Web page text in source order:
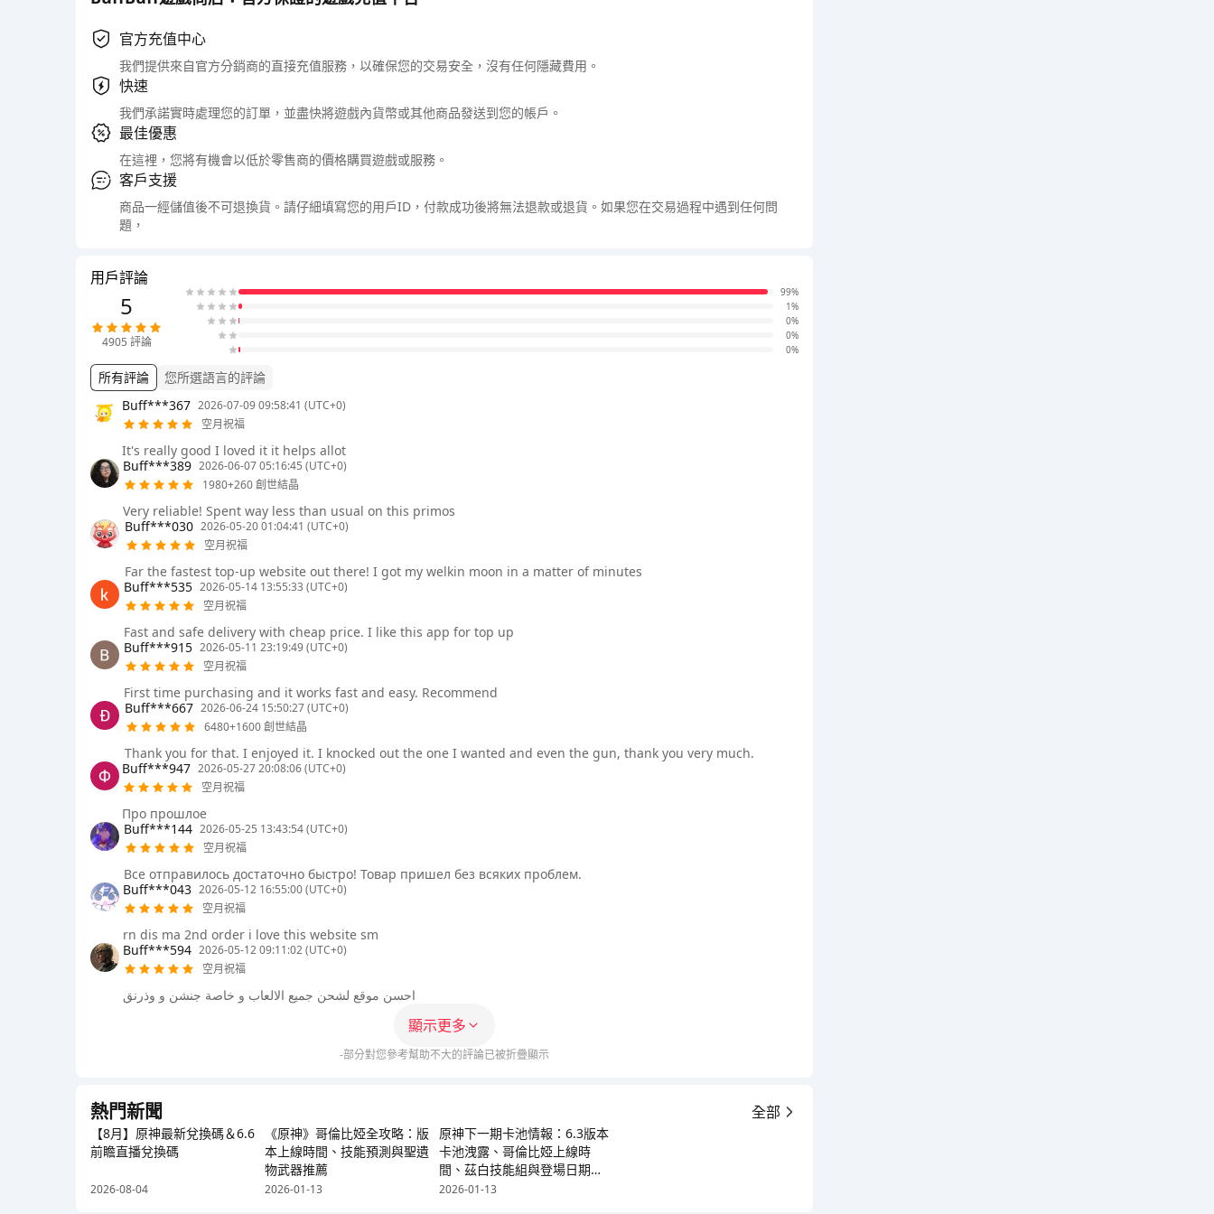
官方充值中心
我們提供來自官方分銷商的直接充值服務，以確保您的交易安全，沒有任何隱藏費用。
快速
我們承諾實時處理您的訂單，並盡快將遊戲內貨幣或其他商品發送到您的帳戶。
最佳優惠
在這裡，您將有機會以低於零售商的價格購買遊戲或服務。
客戶支援
商品一經儲值後不可退換貨。請仔細填寫您的用戶ID，付款成功後將無法退款或退貨。如果您在交易過程中遇到任何問
題，
用戶評論
5
4905 評論
99%
1%
0%
0%
0%
所有評論
您所選語言的評論
Buff***367 2026-07-09 09:58:41 (UTC+0)
空月祝福
It's really good I loved it it helps allot
Buff***389 2026-06-07 05:16:45 (UTC+0)
1980+260 創世結晶
Very reliable! Spent way less than usual on this primos
Buff***030 2026-05-20 01:04:41 (UTC+0)
空月祝福
Far the fastest top-up website out there! I got my welkin moon in a matter of minutes
Buff***535 2026-05-14 13:55:33 (UTC+0)
空月祝福
Fast and safe delivery with cheap price. I like this app for top up
Buff***915 2026-05-11 23:19:49 (UTC+0)
空月祝福
First time purchasing and it works fast and easy. Recommend
Buff***667 2026-06-24 15:50:27 (UTC+0)
6480+1600 創世結晶
Thank you for that. I enjoyed it. I knocked out the one I wanted and even the gun, thank you very much.
Buff***947 2026-05-27 20:08:06 (UTC+0)
空月祝福
Про прошлое
Buff***144 2026-05-25 13:43:54 (UTC+0)
空月祝福
Все отправилось достаточно быстро! Товар пришел без всяких проблем.
Buff***043 2026-05-12 16:55:00 (UTC+0)
空月祝福
rn dis ma 2nd order i love this website sm
Buff***594 2026-05-12 09:11:02 (UTC+0)
空月祝福
احسن موقع لشحن جميع الالعاب و خاصة جنشن و وذرنق
顯示更多
-部分對您參考幫助不大的評論已被折疊顯示
熱門新聞 全部
【8月】原神最新兌換碼＆6.6
前瞻直播兌換碼
2026-08-04
《原神》哥倫比婭全攻略：版
本上線時間、技能預測與聖遺
物武器推薦
2026-01-13
原神下一期卡池情報：6.3版本
卡池洩露、哥倫比婭上線時
間、茲白技能組與登場日期
(2026)
2026-01-13